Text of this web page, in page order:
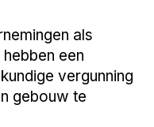
als
een
vergunning
gebouw te